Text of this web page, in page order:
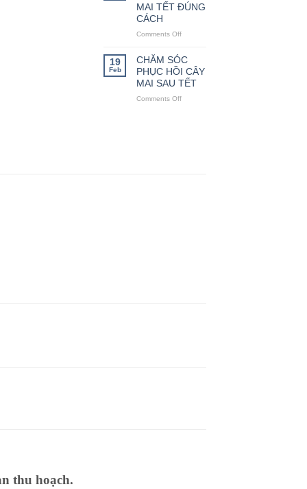
GIẢN
VÀNG
BƯỞI
MAI TẾT ĐÚNG
CÁCH
Comments Off
THUẬT
CHĂM
SÓC
MAI
19
Feb
CHĂM SÓC
PHỤC HỒI CÂY
MAI SAU TẾT
Comments Off
thu hoạch.